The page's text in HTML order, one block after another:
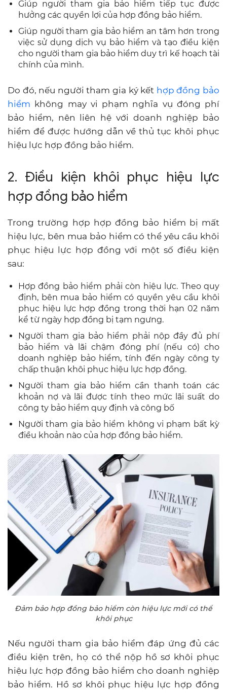
Giúp người tham gia bảo hiểm tiếp tục được
hưởng các quyền lợi của hợp đồng bảo hiểm.
Giúp người tham gia bảo hiểm an tâm hơn trong
việc sử dụng dịch vụ bảo hiểm và tạo điều kiện
cho người tham gia bảo hiểm duy trì kế hoạch tài
chính của mình.
Do đó, nếu người tham gia ký kết hợp đồng bảo
hiểm không may vi phạm nghĩa vụ đóng phí
bảo hiểm, nên liên hệ với doanh nghiệp bảo
hiểm để được hướng dẫn về thủ tục khôi phục
hiệu lực hợp đồng bảo hiểm.
2. Điều kiện khôi phục hiệu lực
hợp đồng bảo hiểm
Trong trường hợp hợp đồng bảo hiểm bị mất
hiệu lực, bên mua bảo hiểm có thể yêu cầu khôi
phục hiệu lực hợp đồng với một số điều kiện
sau:
Hợp đồng bảo hiểm phải còn hiệu lực. Theo quy
định, bên mua bảo hiểm có quyền yêu cầu khôi
phục hiệu lực hợp đồng trong thời hạn 02 năm
kể từ ngày hợp đồng bị tạm ngưng.
Người tham gia bảo hiểm phải nộp đầy đủ phí
bảo hiểm và lãi chậm đóng phí (nếu có) cho
doanh nghiệp bảo hiểm, tính đến ngày công ty
chấp thuận khôi phục hiệu lực hợp đồng.
Người tham gia bảo hiểm cần thanh toán các
khoản nợ và lãi được tính theo mức lãi suất do
công ty bảo hiểm quy định và công bố
Người tham gia bảo hiểm không vi phạm bất kỳ
điều khoản nào của hợp đồng bảo hiểm.
Đảm bảo hợp đồng bảo hiểm còn hiệu lực mới có thể
khôi phục
Nếu người tham gia bảo hiểm đáp ứng đủ các
điều kiện trên, họ có thể nộp hồ sơ khôi phục
hiệu lực hợp đồng bảo hiểm cho doanh nghiệp
bảo hiểm. Hồ sơ khôi phục hiệu lực hợp đồng